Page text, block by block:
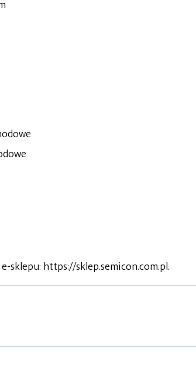
sklepu: https://sklep.semicon.com.pl.